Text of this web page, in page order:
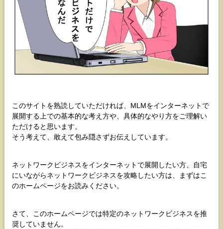
このサイトを熟読していただければ、MLMをインターネットで
展開する上での基本的な考え方や、具体的なやり方をご理解い
ただけると思います。
そう考えて、敢えて包み隠さずお伝えしています。
ネットワークビジネスをインターネットで展開したい方、自宅
にいながらネットワークビジネスを攻略したい方は、まずはこ
のホームページをお読みください。
さて、このホームページでは特定のネットワークビジネスを推
奨していません。